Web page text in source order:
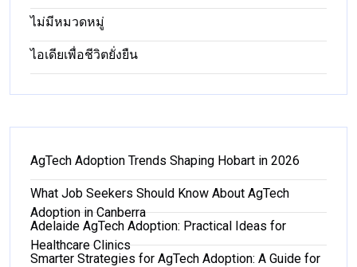
ไม่มีหมวดหมู่
ไอเดียเพื่อชีวิตยั่งยืน
AgTech Adoption Trends Shaping Hobart in 2026
What Job Seekers Should Know About AgTech
Adoption in Canberra
Adelaide AgTech Adoption: Practical Ideas for
Healthcare Clinics
Smarter Strategies for AgTech Adoption: A Guide for